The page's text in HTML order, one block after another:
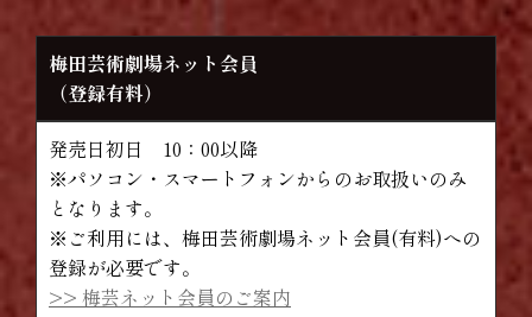
梅田芸術劇場ネット会員
（登録有料）
発売日初日 10：00以降
※パソコン・スマートフォンからのお取扱いのみ
となります。
※ご利用には、梅田芸術劇場ネット会員(有料)への
登録が必要です。
>> 梅芸ネット会員のご案内